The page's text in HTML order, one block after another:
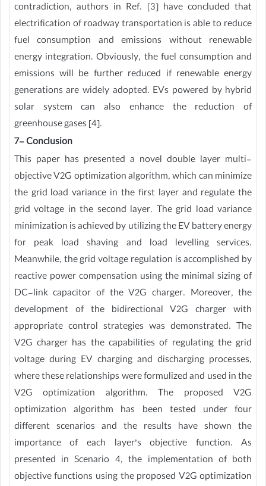
contradiction, authors in Ref. [3] have concluded that
electrification of roadway transportation is able to reduce
fuel consumption and emissions without renewable
energy integration. Obviously, the fuel consumption and
emissions will be further reduced if renewable energy
generations are widely adopted. EVs powered by hybrid
solar system can also enhance the reduction of
greenhouse gases [4].
7- Conclusion
This paper has presented a novel double layer multi-
objective V2G optimization algorithm, which can minimize
the grid load variance in the first layer and regulate the
grid voltage in the second layer. The grid load variance
minimization is achieved by utilizing the EV battery energy
for peak load shaving and load levelling services.
Meanwhile, the grid voltage regulation is accomplished by
reactive power compensation using the minimal sizing of
DC-link capacitor of the V2G charger. Moreover, the
development of the bidirectional V2G charger with
appropriate control strategies was demonstrated. The
V2G charger has the capabilities of regulating the grid
voltage during EV charging and discharging processes,
where these relationships were formulized and used in the
V2G optimization algorithm. The proposed V2G
optimization algorithm has been tested under four
different scenarios and the results have shown the
importance of each layer’s objective function. As
presented in Scenario 4, the implementation of both
objective functions using the proposed V2G optimization